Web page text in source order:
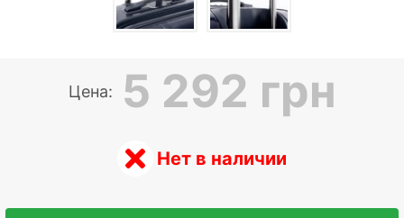
Цена: 5 292 грн
Нет в наличии